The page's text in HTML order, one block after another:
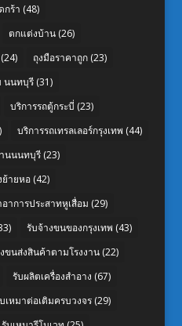
กร้า (48)
ตกแต่งบ้าน(26)
ถุงมือราคาถูก(23)
นนทบุรี(31)
บริการรถตู้กระบี่ (23)
บริการรถเทรลเลอร์กรุงเทพ (44)
นนนทบุรี(23)
ย้ายหอ(42)
อาการประสาทหูเสื่อม (29)
รับจ้างขนของกรุงเทพ (43)
ขนส่งสินค้าตามโรงงาน(22)
รับผลิตเครื่องสำอาง (67)
เหมาต่อเติมครบวงจร(29)